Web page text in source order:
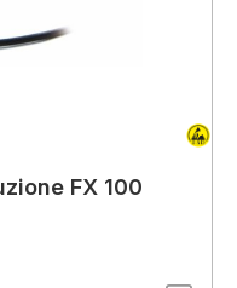
FX 100